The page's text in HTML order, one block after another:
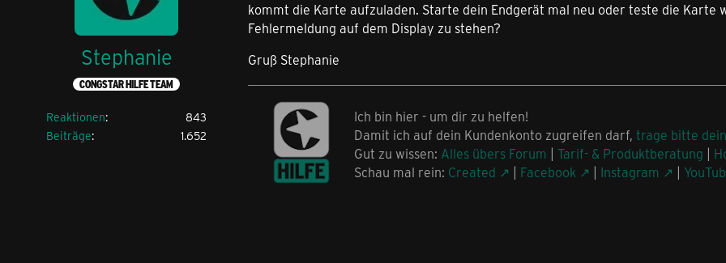
Stephanie
CONGSTAR HILFE TEAM
Reaktionen
843
Beiträge
1.652
kommt die Karte aufzuladen. Starte dein Endgerät mal neu oder teste die Karte
Fehlermeldung auf dem Display zu stehen?
Gruß Stephanie
Ich bin hier - um dir zu helfen!
Damit ich auf dein Kundenkonto zugreifen darf, trage bitte
Gut zu wissen: Alles übers Forum | Tarif- & Produktberatung |
Schau mal rein: Created | Facebook | Instagram |